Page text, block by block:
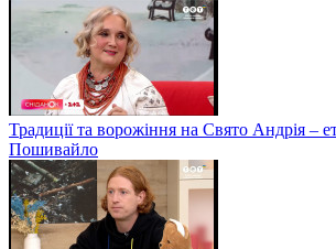
Традиції та ворожіння на Свято Андрія –
Пошивайло